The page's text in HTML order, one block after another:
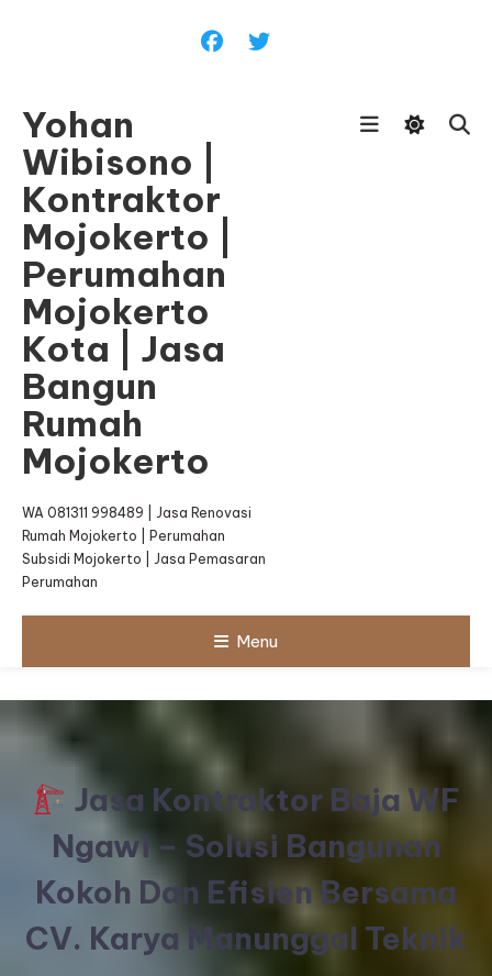
Yohan
Wibisono |
Kontraktor
Mojokerto |
Perumahan
Mojokerto
Kota | Jasa
Bangun
Rumah
Mojokerto
WA 081311 998489 | Jasa Renovasi
Rumah Mojokerto | Perumahan
Subsidi Mojokerto | Jasa Pemasaran
Perumahan
Menu
Jasa Kontraktor Baja WF
Ngawi – Solusi Bangunan
Kokoh Dan Efisien Bersama
CV. Karya Manunggal Teknik